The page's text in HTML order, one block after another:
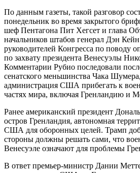
По данным газеты, такой разговор
понедельник во время закрытого
шеф Пентагона Пит Хегсет и глава
начальников штабов генерал Дэн
руководителей Конгресса по поводу
по захвату президента Венесуэлы
Комментарии Рубио последовали
сенатского меньшинства Чака
администрация США прибегать к
частях мира, включая Гренландию и
Ранее американский президент
остров Гренландия, автономная
США для оборонных целей. Трамп
стороны должны решать сами, что
Венесуэле означают для проблемы
В ответ премьер-министр Дании